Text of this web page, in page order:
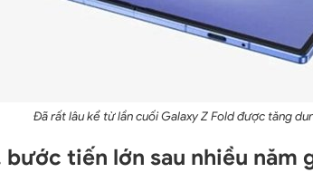
Đã rất lâu kể từ lần cuối Galaxy Z Fold được tăng
bước tiến lớn sau nhiều năm